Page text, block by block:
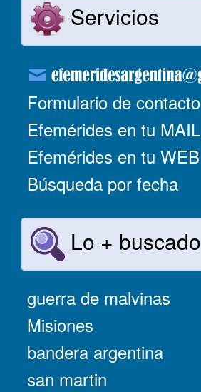
Servicios
Formulario de contacto
Efemérides en tu MAIL
Efemérides en tu WEB
Búsqueda por fecha
Lo + buscado
guerra de malvinas
Misiones
bandera argentina
san martin